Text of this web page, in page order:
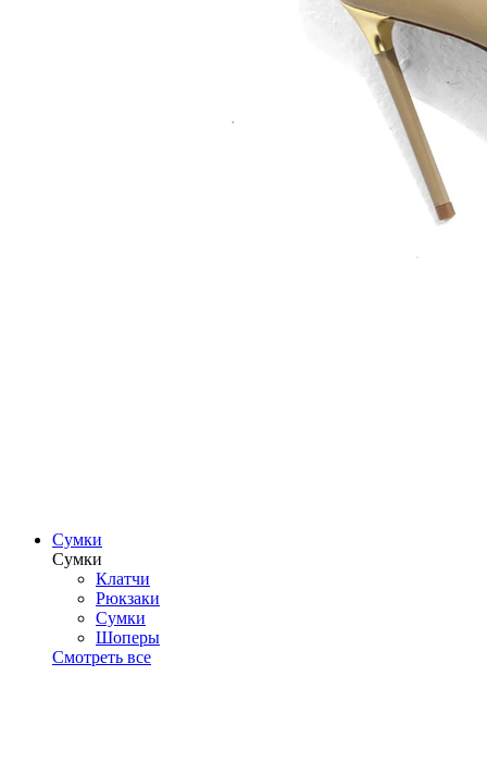
Сумки
Сумки
Клатчи
Рюкзаки
Сумки
Шоперы
Смотреть все